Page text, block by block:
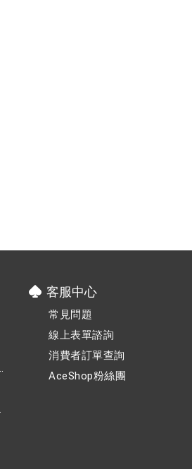
客服中心
常見問題
線上表單諮詢
消費者訂單查詢
AceShop粉絲團